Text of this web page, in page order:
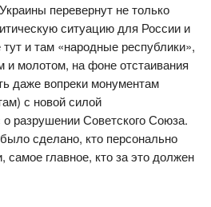
перевернут не только
ситуацию для России и
и там «народные республики»,
и молотом, на фоне отстаивания
даже вопреки монументам
с новой силой
о разрушении Советского Союза.
сделано, кто персонально
самое главное, кто за это должен